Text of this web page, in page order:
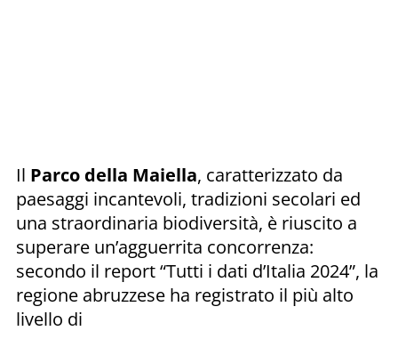
Il Parco della Maiella, caratterizzato da
paesaggi incantevoli, tradizioni secolari ed
una straordinaria biodiversità, è riuscito a
superare un’agguerrita concorrenza:
secondo il report “Tutti i dati d’Italia 2024”, la
regione abruzzese ha registrato il più alto
livello di